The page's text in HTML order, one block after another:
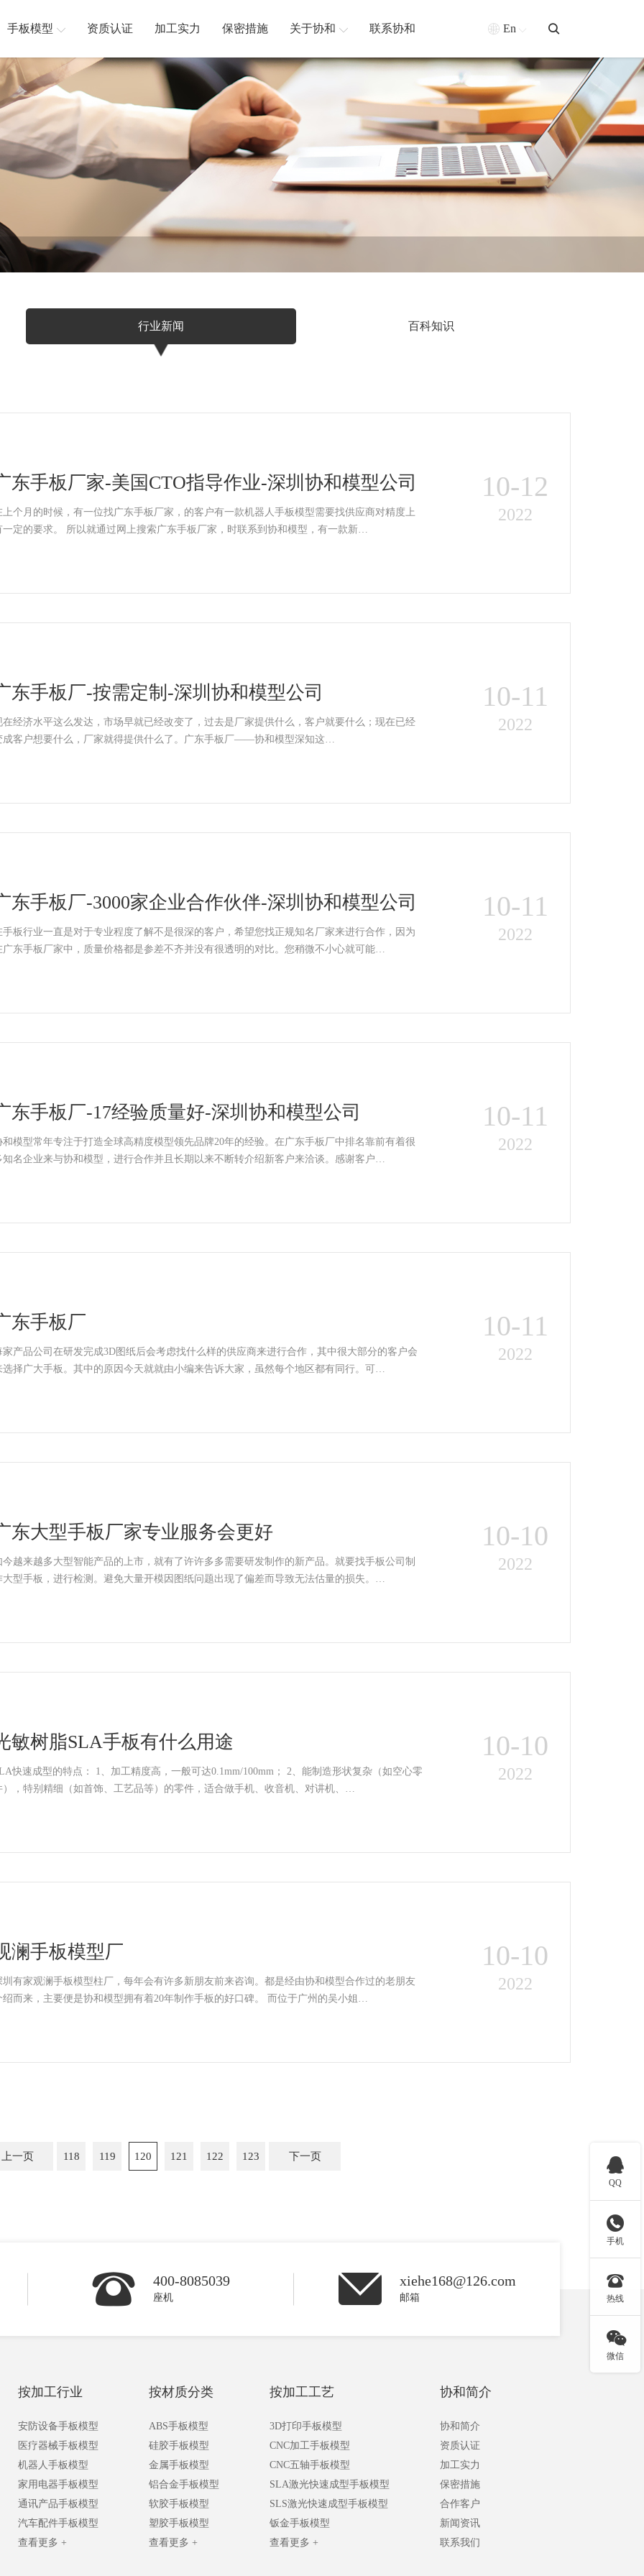
手板模型 资质认证 加工实力 保密措施 关于协和 联系协和 En
行业新闻 百科知识
东手板厂家-美国CTO指导作业-深圳协和模型公司
上个月的时候，有一位找广东手板厂家，的客户有一款机器人手板模型需要找供应商对精度上
有一定的要求。 所以就通过网上搜索广东手板厂家，时联系到协和模型，有一款新…
10-12
2022
东手板厂-按需定制-深圳协和模型公司
在经济水平这么发达，市场早就已经改变了，过去是厂家提供什么，客户就要什么；现在已经
成客户想要什么，厂家就得提供什么了。广东手板厂——协和模型深知这…
10-11
2022
东手板厂-3000家企业合作伙伴-深圳协和模型公司
手板行业一直是对于专业程度了解不是很深的客户，希望您找正规知名厂家来进行合作，因为
广东手板厂家中，质量价格都是参差不齐并没有很透明的对比。您稍微不小心就可能…
10-11
2022
东手板厂-17经验质量好-深圳协和模型公司
和模型常年专注于打造全球高精度模型领先品牌20年的经验。在广东手板厂中排名靠前有着很
知名企业来与协和模型，进行合作并且长期以来不断转介绍新客户来洽谈。感谢客户…
10-11
2022
东手板厂
家产品公司在研发完成3D图纸后会考虑找什么样的供应商来进行合作，其中很大部分的客户会
选择广大手板。其中的原因今天就就由小编来告诉大家，虽然每个地区都有同行。可…
10-11
2022
东大型手板厂家专业服务会更好
今越来越多大型智能产品的上市，就有了许许多多需要研发制作的新产品。就要找手板公司制
大型手板，进行检测。避免大量开模因图纸问题出现了偏差而导致无法估量的损失。…
10-10
2022
敏树脂SLA手板有什么用途
型的特点： 1、加工精度高，一般可达0.1mm/100mm； 2、能制造形状复杂（如空心零
），特别精细（如首饰、工艺品等）的零件，适合做手机、收音机、对讲机、…
10-10
2022
澜手板模型厂
圳有家观澜手板模型柱厂，每年会有许多新朋友前来咨询。都是经由协和模型合作过的老朋友
介绍而来，主要便是协和模型拥有着20年制作手板的好口碑。 而位于广州的吴小姐…
10-10
2022
上一页 118 119 120 121 122 123 下一页
400-8085039
座机
xiehe168@126.com
邮箱
按加工行业
安防设备手板模型
医疗器械手板模型
机器人手板模型
家用电器手板模型
通讯产品手板模型
汽车配件手板模型
查看更多 +
按材质分类
ABS手板模型
硅胶手板模型
金属手板模型
铝合金手板模型
软胶手板模型
塑胶手板模型
查看更多 +
按加工工艺
3D打印手板模型
CNC加工手板模型
CNC五轴手板模型
SLA激光快速成型手板模型
SLS激光快速成型手板模型
钣金手板模型
查看更多 +
协和简介
协和简介
资质认证
加工实力
保密措施
合作客户
新闻资讯
联系我们

QQ

手机

热线

微信